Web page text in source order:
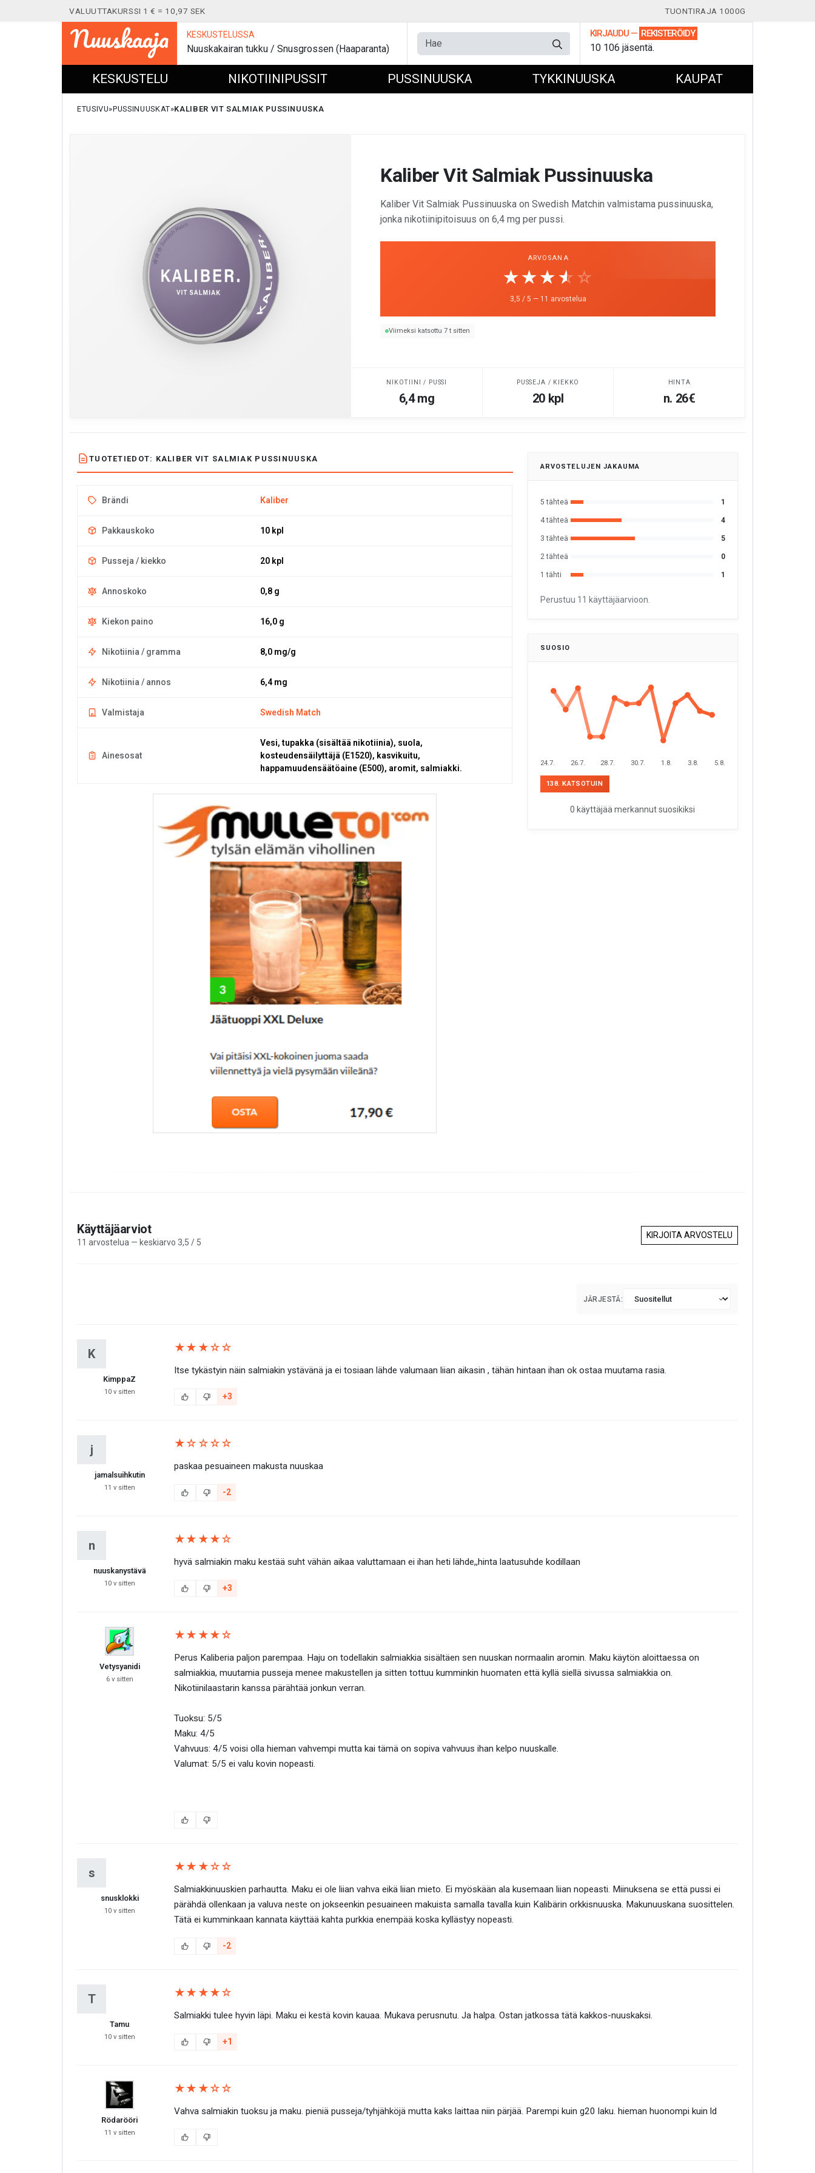
VALUUTTAKURSSI 1 € = 10,97 SEK TUONTIRAJA 1000G
Nuuskaaja KESKUSTELUSSA
Nuuskakairan tukku / Snusgrossen (Haaparanta)
KIRJAUDU — REKISTERÖIDY
10 106 jäsentä.
KESKUSTELU NIKOTIINIPUSSIT PUSSINUUSKA TYKKINUUSKA KAUPAT
ETUSIVU PUSSINUUSKAT KALIBER VIT SALMIAK PUSSINUUSKA
Kaliber Vit Salmiak Pussinuuska
Kaliber Vit Salmiak Pussinuuska on Swedish Matchin valmistama pussinuuska,
jonka nikotiinipitoisuus on 6,4 mg per pussi.
ARVOSANA
☆☆☆☆☆
★★★★★
3,5 / 5 — 11 arvostelua
Viimeksi katsottu 7 t sitten
NIKOTIINI / PUSSI
6,4 mg
PUSSEJA / KIEKKO
20 kpl
HINTA
n. 26€
TUOTETIEDOT: KALIBER VIT SALMIAK PUSSINUUSKA
Brändi Kaliber
Pakkauskoko 10 kpl
Pusseja / kiekko 20 kpl
Annoskoko 0,8 g
Kiekon paino 16,0 g
Nikotiinia / gramma 8,0 mg/g
Nikotiinia / annos 6,4 mg
Valmistaja Swedish Match
Ainesosat
Vesi, tupakka (sisältää nikotiinia), suola,
kosteudensäilyttäjä (E1520), kasvikuitu,
happamuudensäätöaine (E500), aromit, salmiakki.
ARVOSTELUJEN JAKAUMA
5 tähteä 1
4 tähteä 4
3 tähteä 5
2 tähteä 0
1 tähti 1
Perustuu 11 käyttäjäarvioon.
SUOSIO
24.7. 26.7. 28.7. 30.7. 1.8. 3.8. 5.8.
138. KATSOTUIN
0 käyttäjää merkannut suosikiksi
Käyttäjäarviot
11 arvostelua — keskiarvo 3,5 / 5
KIRJOITA ARVOSTELU
JÄRJESTÄ:
K
KimppaZ
10 v sitten
★★★☆☆
Itse tykästyin näin salmiakin ystävänä ja ei tosiaan lähde valumaan liian aikasin , tähän hintaan ihan ok ostaa muutama rasia.
+3
j
jamalsuihkutin
11 v sitten
★☆☆☆☆
paskaa pesuaineen makusta nuuskaa
-2
n
nuuskanystävä
10 v sitten
★★★★☆
hyvä salmiakin maku kestää suht vähän aikaa valuttamaan ei ihan heti lähde,,hinta laatusuhde kodillaan
+3
Vetysyanidi
6 v sitten
★★★★☆
Perus Kaliberia paljon parempaa. Haju on todellakin salmiakkia sisältäen sen nuuskan normaalin aromin. Maku käytön aloittaessa on
salmiakkia, muutamia pusseja menee makustellen ja sitten tottuu kumminkin huomaten että kyllä siellä sivussa salmiakkia on.
Nikotiinilaastarin kanssa pärähtää jonkun verran.
Tuoksu: 5/5
Maku: 4/5
Vahvuus: 4/5 voisi olla hieman vahvempi mutta kai tämä on sopiva vahvuus ihan kelpo nuuskalle.
Valumat: 5/5 ei valu kovin nopeasti.
s
snusklokki
10 v sitten
★★★☆☆
Salmiakkinuuskien parhautta. Maku ei ole liian vahva eikä liian mieto. Ei myöskään ala kusemaan liian nopeasti. Miinuksena se että pussi ei
pärähdä ollenkaan ja valuva neste on jokseenkin pesuaineen makuista samalla tavalla kuin Kalibärin orkkisnuuska. Makunuuskana suosittelen.
Tätä ei kumminkaan kannata käyttää kahta purkkia enempää koska kyllästyy nopeasti.
-2
T
Tamu
10 v sitten
★★★★☆
Salmiakki tulee hyvin läpi. Maku ei kestä kovin kauaa. Mukava perusnutu. Ja halpa. Ostan jatkossa tätä kakkos-nuuskaksi.
+1
Rödarööri
11 v sitten
★★★☆☆
Vahva salmiakin tuoksu ja maku. pieniä pusseja/tyhjähköjä mutta kaks laittaa niin pärjää. Parempi kuin g20 laku. hieman huonompi kuin ld